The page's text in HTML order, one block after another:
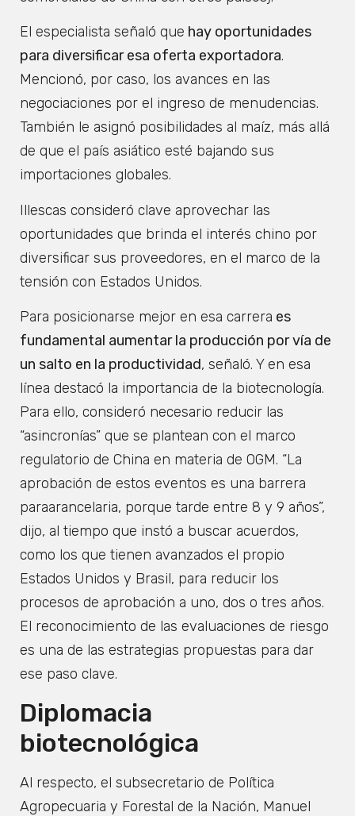
El especialista señaló que hay oportunidades
para diversificar esa oferta exportadora.
Mencionó, por caso, los avances en las
negociaciones por el ingreso de menudencias.
También le asignó posibilidades al maíz, más allá
de que el país asiático esté bajando sus
importaciones globales.
Illescas consideró clave aprovechar las
oportunidades que brinda el interés chino por
diversificar sus proveedores, en el marco de la
tensión con Estados Unidos.
Para posicionarse mejor en esa carrera es
fundamental aumentar la producción por vía de
un salto en la productividad, señaló. Y en esa
línea destacó la importancia de la biotecnología.
Para ello, consideró necesario reducir las
“asincronías” que se plantean con el marco
regulatorio de China en materia de OGM. “La
aprobación de estos eventos es una barrera
paraarancelaria, porque tarde entre 8 y 9 años”,
dijo, al tiempo que instó a buscar acuerdos,
como los que tienen avanzados el propio
Estados Unidos y Brasil, para reducir los
procesos de aprobación a uno, dos o tres años.
El reconocimiento de las evaluaciones de riesgo
es una de las estrategias propuestas para dar
ese paso clave.
Diplomacia
biotecnológica
Al respecto, el subsecretario de Política
Agropecuaria y Forestal de la Nación, Manuel